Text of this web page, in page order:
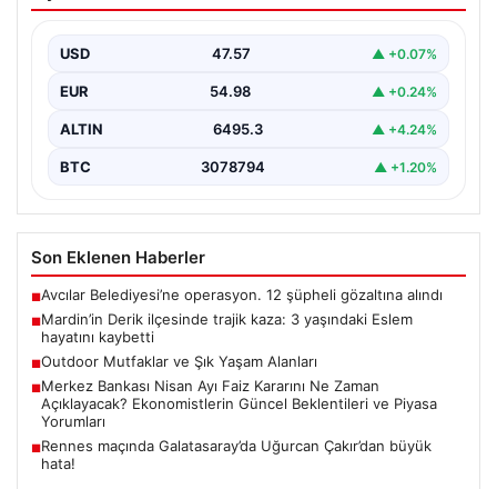
küçük bir kız çocuğu olan Eslem Talan…
USD 47.57 ▲ +0.07%
EUR 54.98 ▲ +0.24%
ALTIN 6495.3 ▲ +4.24%
BTC 3078794 ▲ +1.20%
Son Eklenen Haberler
■Avcılar Belediyesi’ne operasyon. 12 şüpheli gözaltına alındı
■Mardin’in Derik ilçesinde trajik kaza: 3 yaşındaki Eslem
hayatını kaybetti
■Outdoor Mutfaklar ve Şık Yaşam Alanları
■Merkez Bankası Nisan Ayı Faiz Kararını Ne Zaman
Açıklayacak? Ekonomistlerin Güncel Beklentileri ve Piyasa
Yorumları
■Rennes maçında Galatasaray’da Uğurcan Çakır’dan büyük
hata!